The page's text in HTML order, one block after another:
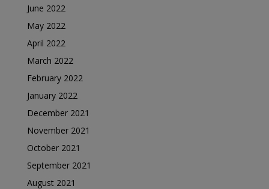
June 2022
May 2022
April 2022
March 2022
February 2022
January 2022
December 2021
November 2021
October 2021
September 2021
August 2021